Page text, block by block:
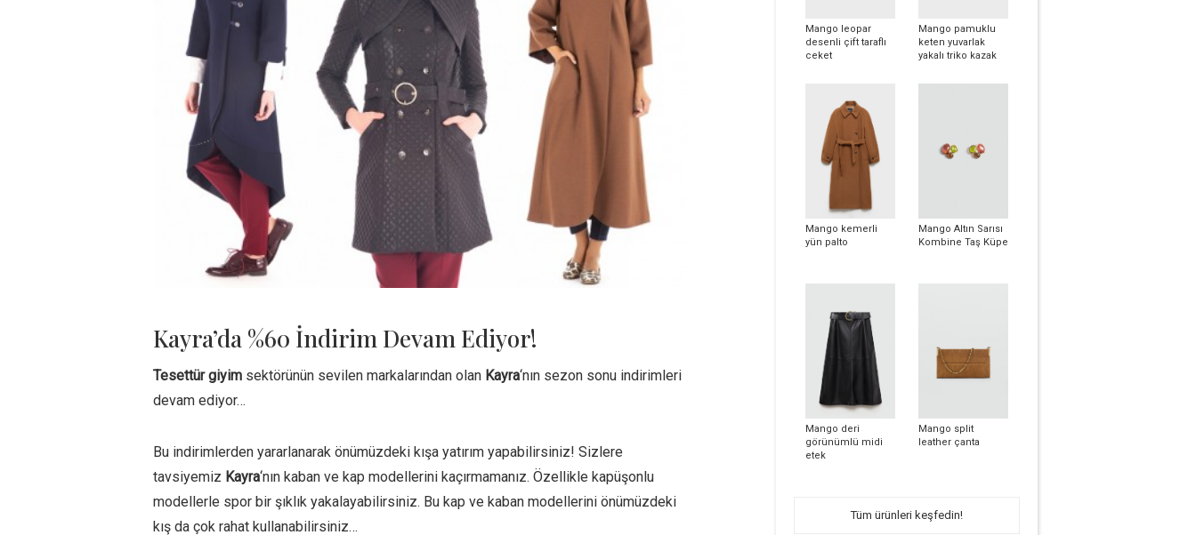
Kayra’da %60 İndirim Devam Ediyor!
Tesettür giyim sektörünün sevilen markalarından olan Kayra‘nın sezon sonu indirimleri
devam ediyor…
Bu indirimlerden yararlanarak önümüzdeki kışa yatırım yapabilirsiniz! Sizlere
tavsiyemiz Kayra‘nın kaban ve kap modellerini kaçırmamanız. Özellikle kapüşonlu
modellerle spor bir şıklık yakalayabilirsiniz. Bu kap ve kaban modellerini önümüzdeki
kış da çok rahat kullanabilirsiniz…
Mango leopar
desenli çift taraflı
ceket
Mango pamuklu
keten yuvarlak
yakalı triko kazak
Mango kemerli
yün palto
Mango Altın Sarısı
Kombine Taş Küpe
Mango deri
görünümlü midi
etek
Mango split
leather çanta
Tüm ürünleri keşfedin!